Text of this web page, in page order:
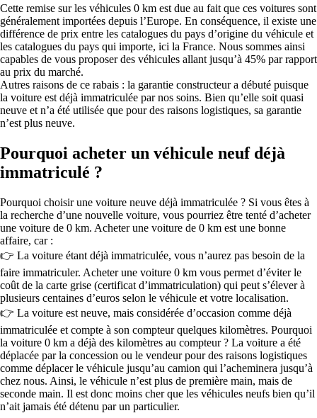
Cette remise sur les véhicules 0 km est due au fait que ces voitures sont
généralement importées depuis l’Europe. En conséquence, il existe une
différence de prix entre les catalogues du pays d’origine du véhicule et
les catalogues du pays qui importe, ici la France. Nous sommes ainsi
capables de vous proposer des véhicules allant jusqu’à 45% par rapport
au prix du marché.
Autres raisons de ce rabais : la garantie constructeur a débuté puisque
la voiture est déjà immatriculée par nos soins. Bien qu’elle soit quasi
neuve et n’a été utilisée que pour des raisons logistiques, sa garantie
n’est plus neuve.
Pourquoi acheter un véhicule neuf déjà
immatriculé ?
Pourquoi choisir une voiture neuve déjà immatriculée ? Si vous êtes à
la recherche d’une nouvelle voiture, vous pourriez être tenté d’acheter
une voiture de 0 km. Acheter une voiture de 0 km est une bonne
affaire, car :
👉 La voiture étant déjà immatriculée, vous n’aurez pas besoin de la
faire immatriculer. Acheter une voiture 0 km vous permet d’éviter le
coût de la carte grise (certificat d’immatriculation) qui peut s’élever à
plusieurs centaines d’euros selon le véhicule et votre localisation.
👉 La voiture est neuve, mais considérée d’occasion comme déjà
immatriculée et compte à son compteur quelques kilomètres. Pourquoi
la voiture 0 km a déjà des kilomètres au compteur ? La voiture a été
déplacée par la concession ou le vendeur pour des raisons logistiques
comme déplacer le véhicule jusqu’au camion qui l’acheminera jusqu’à
chez nous. Ainsi, le véhicule n’est plus de première main, mais de
seconde main. Il est donc moins cher que les véhicules neufs bien qu’il
n’ait jamais été détenu par un particulier.